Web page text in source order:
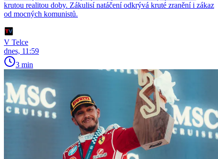
krutou realitou doby. Zákulisí natáčení odkrývá kruté zranění i zákaz
od mocných komunistů.
V Telce
dnes, 11:59
3 min